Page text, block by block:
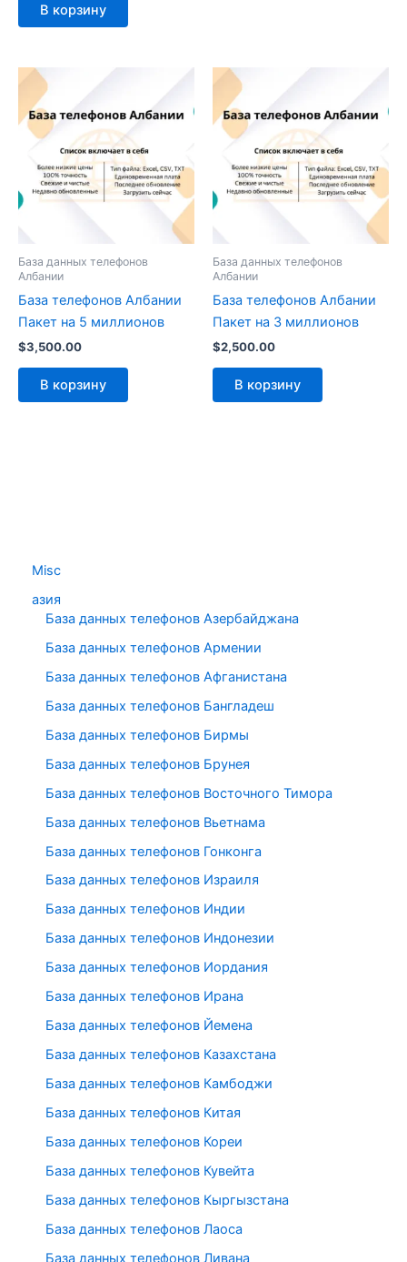
Misc
азия
База данных телефонов Азербайджана
База данных телефонов Армении
База данных телефонов Афганистана
База данных телефонов Бангладеш
База данных телефонов Бирмы
База данных телефонов Брунея
База данных телефонов Восточного Тимора
База данных телефонов Вьетнама
База данных телефонов Гонконга
База данных телефонов Израиля
База данных телефонов Индии
База данных телефонов Индонезии
База данных телефонов Иордания
База данных телефонов Ирана
База данных телефонов Йемена
База данных телефонов Казахстана
База данных телефонов Камбоджи
База данных телефонов Китая
База данных телефонов Кореи
База данных телефонов Кувейта
База данных телефонов Кыргызстана
База данных телефонов Лаоса
База данных телефонов Ливана
В корзину
База данных телефонов
Албании
База телефонов Албании
Пакет на 5 миллионов
$3,500.00
В корзину
База данных телефонов
Албании
База телефонов Албании
Пакет на 3 миллионов
$2,500.00
В корзину